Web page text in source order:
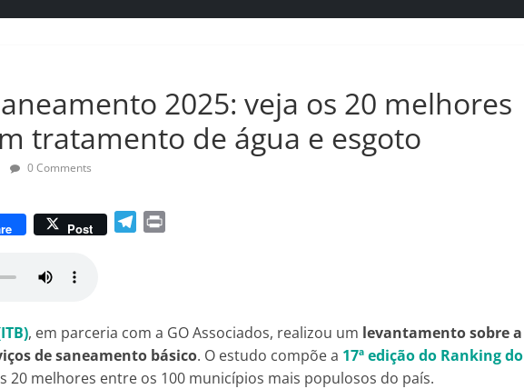
2025: veja os 20 melhores
tratamento de água e esgoto
0 Comments
Post
r
a
m
, em parceria com a GO Associados, realizou um levantamento sobre a
de saneamento básico. O estudo compõe a 17ª edição do Ranking do
20 melhores entre os 100 municípios mais populosos do país.